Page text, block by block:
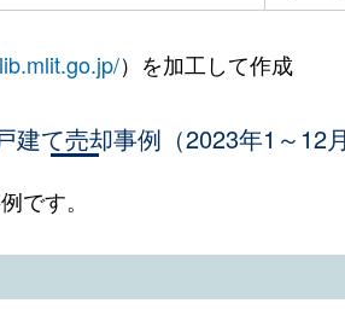
）を加工して作成
て売却事例（2023年1～12月
です。